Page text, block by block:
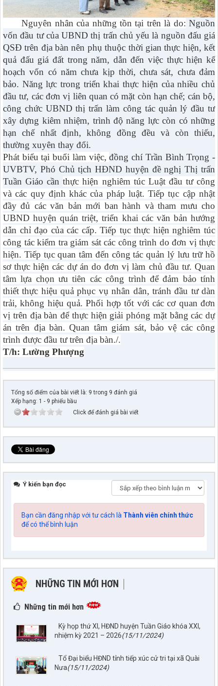
Nguyên nhân của những tồn tại trên là do: Nguồn
vốn đầu tư của UBND thị trấn chủ yếu là nguồn đấu giá
QSĐ trên địa bàn nên phụ thuộc thời gian thực hiện, kết
quả đấu giá đất trong năm, dẫn đến việc thực hiện kế
hoạch vốn có năm chưa kịp thời, chưa sát, chưa đảm
bảo. Năng lực trong triển khai thực hiện của nhiều chủ
đầu tư, các đơn vị liên quan có mặt còn hạn chế; cán bộ,
công chức UBND thị trấn làm công tác quản lý đầu tư
xây dựng kiêm nhiệm, trình độ năng lực còn có những
hạn chế nhất định, không đồng đều và còn thiếu,
thường xuyên thay đổi.
Phát biểu tại buổi làm việc,đồng chí Trần Bình Trọng -
UVBTV, Phó Chủ tịch HĐND huyện đề nghị Thị trấn
Tuần Giáo cầnthực hiện nghiêm túc Luật đầu tư công
và các quy định khác của pháp luật. Tiếp tục cập nhật
đầy đủ các văn bản mới ban hành và tham mưu cho
UBND huyện quán triệt, triển khai các văn bản hướng
dẫn chỉ đạo của các cấp. Tiếp tục thực hiện nghiêm túc
công tác kiểm tra giám sát các công trình do đơn vị thực
hiện. Tiếp tục quan tâm đến công tác quản lý lưu trữ hồ
sơ thực hiện các dự án do đơn vị làm chủ đầu tư. Quan
tâm lựa chọn ưu tiên các công trình để đảm bảo tính
thiết thực hiệu quả phục vụ nhân dân, tránh đầu tư dàn
trải, không hiệu quả. Phối hợp tốt với các cơ quan đơn
vị trên địa bàn để thực hiện giải phóng mặt bằng các dự
án trên địa bàn. Quan tâm giám sát, bảo vệ các công
trình được đầu tư trên địa bàn./.
T/h: Lường Phượng
Tổng số điểm của bài viết là: 9 trong 9 đánh giá
Xếp hạng: 1 - 9 phiếu bầu
Click để đánh giá bài viết
Ý kiến bạn đọc
Bạn cần đăng nhập với tư cách là Thành viên chính thức
để có thể bình luận
NHỮNG TIN MỚI HƠN
NHỮNG TIN CŨ HƠN
Những tin mới hơn
Kỳ họp thứ XI, HĐND huyện Tuần Giáo khóa XXI,
nhiệm kỳ 2021 – 2026(15/11/2024)
Tổ Đại biểu HĐND tỉnh tiếp xúc cử tri tại xã Quài
Nưa(15/11/2024)